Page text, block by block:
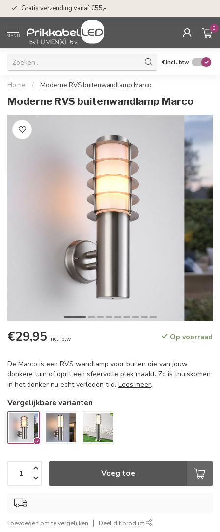
Gratis verzending vanaf €55,-
MENU
0
€Incl. btw
Home / Moderne RVS buitenwandlamp Marco
Moderne RVS buitenwandlamp Marco
€29,95 Incl. btw Op voorraad
De Marco is een RVS wandlamp voor buiten die van jouw
donkere tuin of oprit een sfeervolle plek maakt. Zo is thuiskomen
in het donker nu echt verleden tijd. Lees meer.
Vergelijkbare varianten
Voeg toe
Toevoegen om te vergelijken Deel dit product